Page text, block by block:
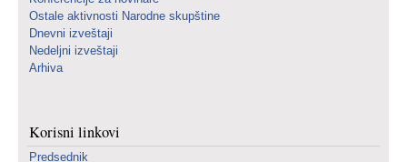
Ostale aktivnosti Narodne skupštine
Dnevni izveštaji
Nedeljni izveštaji
Arhiva
Korisni linkovi
Predsednik